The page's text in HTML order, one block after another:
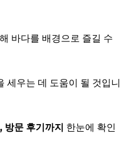
바다를 배경으로 즐길 수
세우는 데 도움이 될 것입니
방문 후기까지 한눈에 확인